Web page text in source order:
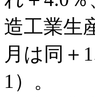
造工業生
月は同＋
1）。